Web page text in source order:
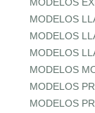
MODELOS
MODELOS
MODELOS
MODELOS
MODELOS
MODELOS